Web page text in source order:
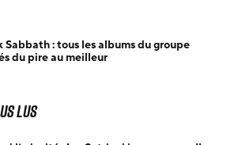
Sabbath : tous les albums du groupe
du pire au meilleur
lus